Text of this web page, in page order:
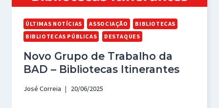
ÚLTIMAS NOTÍCIAS ASSOCIAÇÃO
BIBLIOTECAS
BIBLIOTECAS PÚBLICAS
DESTAQUES
Novo Grupo de Trabalho da
BAD – Bibliotecas Itinerantes
José Correia 20/06/2025